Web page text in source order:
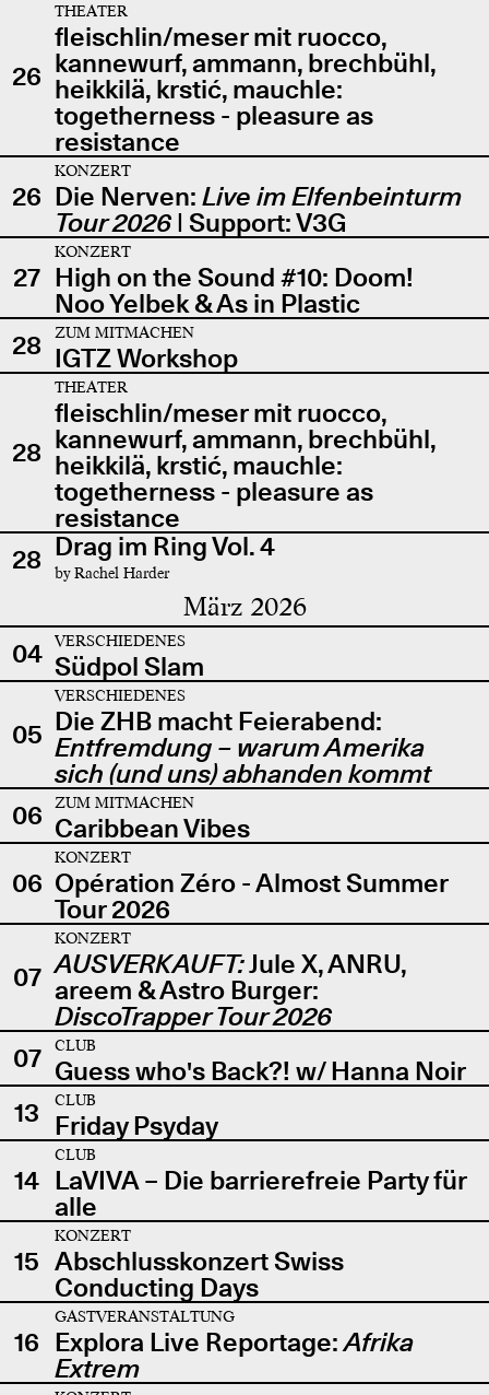
26
THEATER
fleischlin/meser mit ruocco,
kannewurf, ammann, brechbühl,
heikkilä, krstić, mauchle:
togetherness - pleasure as
resistance
26
KONZERT
Die Nerven: Live im Elfenbeinturm
Tour 2026| Support: V3G
27
KONZERT
High on the Sound #10: Doom!
Noo Yelbek & As in Plastic
28
ZUM MITMACHEN
IGTZ Workshop
28
THEATER
fleischlin/meser mit ruocco,
kannewurf, ammann, brechbühl,
heikkilä, krstić, mauchle:
togetherness - pleasure as
resistance
28 Drag im Ring Vol. 4
by Rachel Harder
März 2026
04 VERSCHIEDENES
Südpol Slam
05
VERSCHIEDENES
Die ZHB macht Feierabend:
Entfremdung – warum Amerika
sich (und uns) abhanden kommt
06
ZUM MITMACHEN
Caribbean Vibes
06
KONZERT
Opération Zéro - Almost Summer
Tour 2026
07
KONZERT
AUSVERKAUFT:Jule X, ANRU,
areem & Astro Burger:
DiscoTrapper Tour 2026
07
CLUB
Guess who's Back?! w/ Hanna Noir
13
CLUB
Friday Psyday
14
CLUB
LaVIVA – Die barrierefreie Party für
alle
15
KONZERT
Abschlusskonzert Swiss
Conducting Days
16
GASTVERANSTALTUNG
Explora Live Reportage:Afrika
Extrem